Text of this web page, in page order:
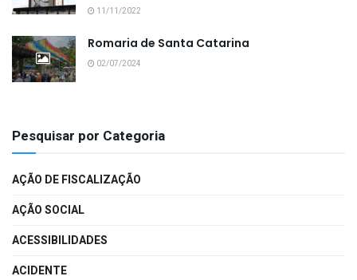
11/11/2022
Romaria de Santa Catarina
02/07/2024
Pesquisar por Categoria
AÇÃO DE FISCALIZAÇÃO
AÇÃO SOCIAL
ACESSIBILIDADES
ACIDENTE